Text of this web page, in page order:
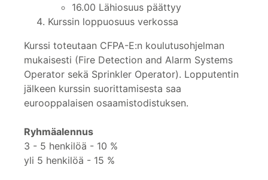
16.00 Lähiosuus päättyy
Kurssin loppuosuus verkossa
Kurssi toteutaan CFPA-E:n koulutusohjelman
mukaisesti (Fire Detection and Alarm Systems
Operator sekä Sprinkler Operator). Lopputentin
jälkeen kurssin suorittamisesta saa
eurooppalaisen osaamistodistuksen.
Ryhmäalennus
3 - 5 henkilöä - 10 %
yli 5 henkilöä - 15 %